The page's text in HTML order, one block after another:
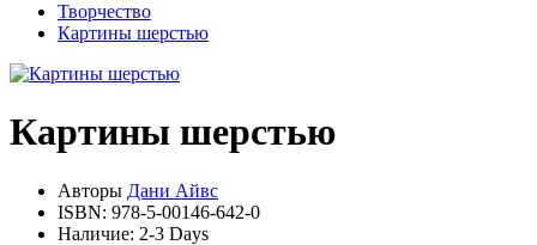
Творчество
Картины шерстью
Картины шерстью
Авторы Дани Айвс
ISBN: 978-5-00146-642-0
Наличие: 2-3 Days